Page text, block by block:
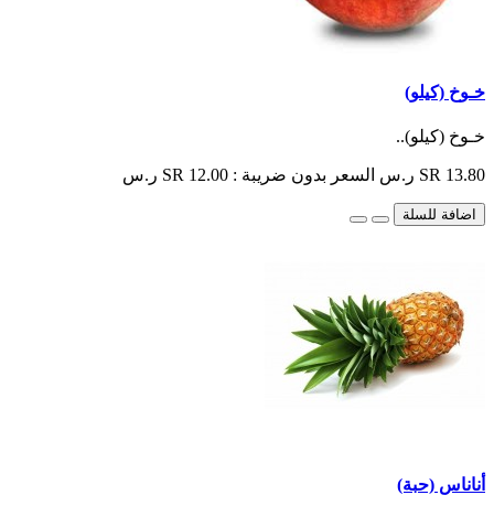
خـوخ (كيلو)
خـوخ (كيلو)..
SR 13.80 ر.س السعر بدون ضريبة : SR 12.00 ر.س
اضافة للسلة
أناناس (حبة)